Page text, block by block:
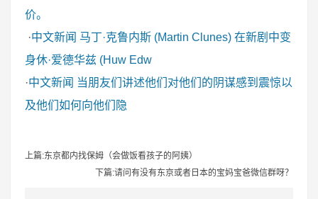
价。
·中文新闻 马丁·克鲁内斯 (Martin Clunes) 在新剧中变
身休·爱德华兹 (Huw Edw
·中文新闻 当朋友们讲述他们对他们的阴谋感到震惊以
及他们如何向他们隐
上篇:东京都内找保姆（会做饭看孩子的阿姨）
下篇:请问有没有东京或者日本的宝妈宝爸微信群呀？